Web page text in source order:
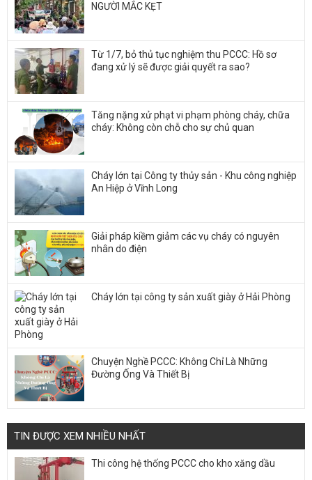
NGƯỜI MẮC KẸT
Từ 1/7, bỏ thủ tục nghiệm thu PCCC: Hồ sơ
đang xử lý sẽ được giải quyết ra sao?
Tăng nặng xử phạt vi phạm phòng cháy, chữa
cháy: Không còn chỗ cho sự chủ quan
Cháy lớn tại Công ty thủy sản - Khu công nghiệp
An Hiệp ở Vĩnh Long
Giải pháp kiềm giảm các vụ cháy có nguyên
nhân do điện
Cháy lớn tại công ty sản xuất giày ở Hải Phòng
Chuyện Nghề PCCC: Không Chỉ Là Những
Đường Ống Và Thiết Bị
TIN ĐƯỢC XEM NHIỀU NHẤT
Thi công hệ thống PCCC cho kho xăng dầu